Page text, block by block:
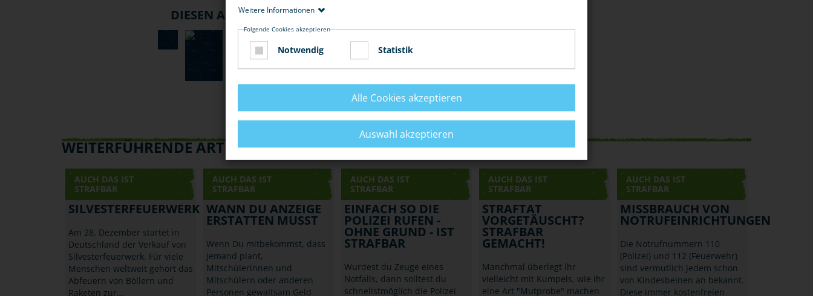
DIESEN ARTIKEL ...
WEITERFÜHRENDE ARTIKEL
AUCH DAS IST
STRAFBAR
SILVESTERFEUERWERK
Am 28. Dezember startet in
Deutschland der Verkauf von
Silvesterfeuerwerk. Für viele
Menschen weltweit gehört das
Abfeuern von Böllern und
Raketen zur…
AUCH DAS IST
STRAFBAR
WANN DU ANZEIGE
ERSTATTEN MUSST
Wenn Du mitbekommst, dass
jemand plant,
Mitschülerinnen und
Mitschülern oder anderen
Personen gewaltsam Geld
AUCH DAS IST
STRAFBAR
EINFACH SO DIE
POLIZEI RUFEN -
OHNE GRUND - IST
STRAFBAR
Wurdest du Zeuge eines
Notfalls, dann solltest du
schnellstmöglich die Polizei
AUCH DAS IST
STRAFBAR
STRAFTAT
VORGETÄUSCHT?
STRAFBAR
GEMACHT!
Manchmal überlegt ihr
vielleicht mit Kumpels, wie ihr
eine Art "Mutprobe" machen
AUCH DAS IST
STRAFBAR
MISSBRAUCH VON
NOTRUFEINRICHTUNGEN
Die Notrufnummern 110
(Polizei) und 112 (Feuerwehr)
sind vermutlich jedem schon
von Kindesbeinen an bekannt.
Diese immer kostenfreien
Weitere Informationen
Folgende Cookies akzeptieren
Notwendig Statistik
Alle Cookies akzeptieren
Auswahl akzeptieren